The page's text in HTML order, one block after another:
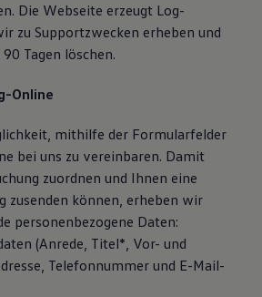
Die Webseite erzeugt Log-
zu Supportzwecken erheben und
Tagen löschen.
Online
mithilfe der Formularfelder
bei uns zu vereinbaren. Damit
zuordnen und Ihnen eine
zusenden können, erheben wir
personenbezogene Daten:
(Anrede, Titel*, Vor- und
Telefonnummer und E-Mail-